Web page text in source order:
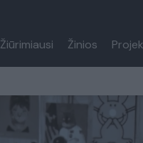
Žiūrimiausi Žinios